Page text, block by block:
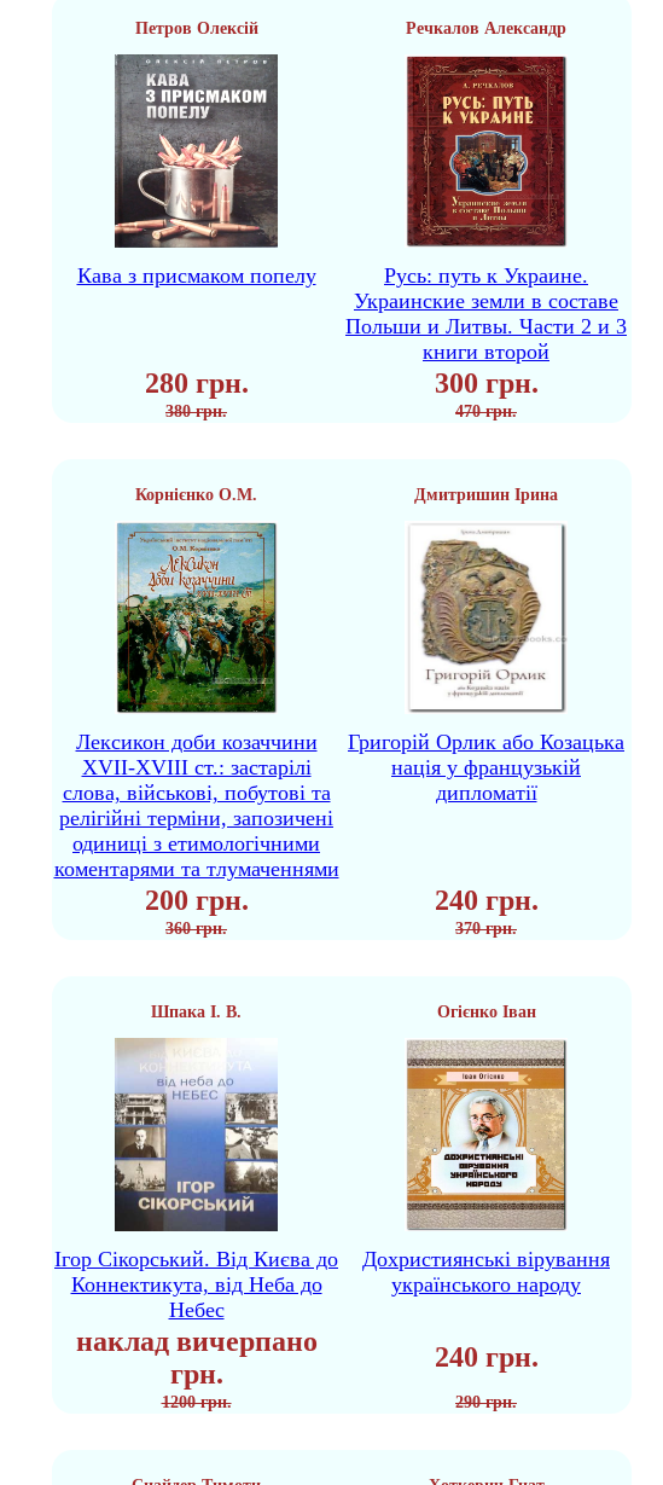
Петров Олексій Речкалов Александр
Кава з присмаком попелу
Русь: путь к Украине.
Украинские земли в составе
Польши и Литвы. Части 2 и 3
книги второй
280 грн. 300 грн.
380 грн. 470 грн.
Корнієнко О.М. Дмитришин Ірина
Лексикон доби козаччини
XVII-XVIII ст.: застарілі
слова, військові, побутові та
релігійні терміни, запозичені
одиниці з етимологічними
коментарями та тлумаченнями
Григорій Орлик або Козацька
нація у французькій
дипломатії
200 грн. 240 грн.
360 грн. 370 грн.
Шпака І. В. Огієнко Іван
Ігор Сікорський. Від Києва до
Коннектикута, від Неба до
Небес
Дохристиянські вірування
українського народу
наклад вичерпано
грн.
240 грн.
1200 грн. 290 грн.